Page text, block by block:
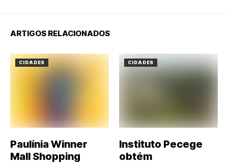
ARTIGOS RELACIONADOS
CIDADES
Paulínia Winner
Mall Shopping
CIDADES
Instituto Pecege
obtém